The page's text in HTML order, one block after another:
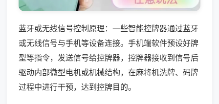
蓝牙或无线信号控制原理：一些智能控牌器通过蓝牙
或无线信号与手机等设备连接。手机端软件预设好牌
型等指令，发送信号给控牌器，控牌器接收到信号后
驱动内部微型电机或机械结构，在麻将机洗牌、码牌
过程中进行干预，达到控牌目的。